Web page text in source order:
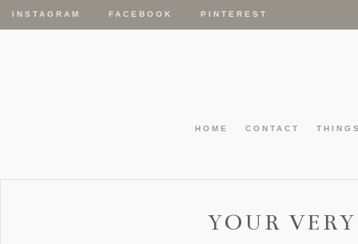
INSTAGRAM FACEBOOK PINTEREST
HOME CONTACT
YOUR